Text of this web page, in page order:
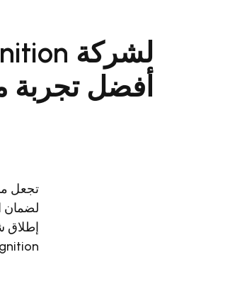
أفضل تجربة
تجعل
لضمان